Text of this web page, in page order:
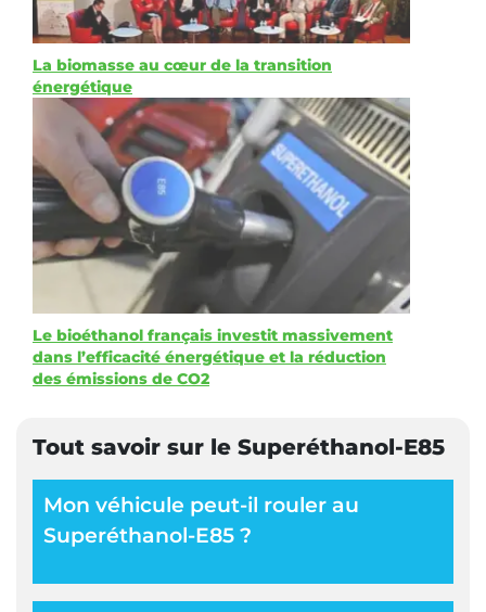
La biomasse au cœur de la transition
énergétique
Le bioéthanol français investit massivement
dans l’efficacité énergétique et la réduction
des émissions de CO2
Tout savoir sur le Superéthanol-E85
Mon véhicule peut-il rouler au
Superéthanol-E85 ?